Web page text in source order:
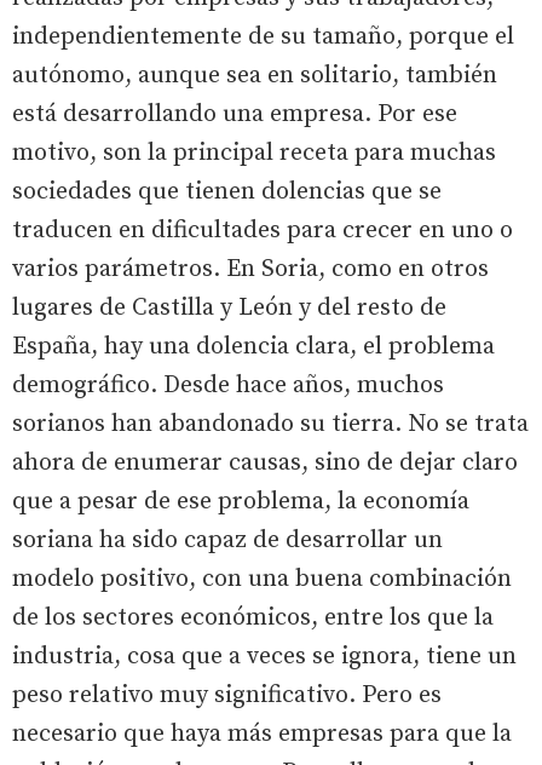
independientemente de su tamaño, porque el
autónomo, aunque sea en solitario, también
está desarrollando una empresa. Por ese
motivo, son la principal receta para muchas
sociedades que tienen dolencias que se
traducen en dificultades para crecer en uno o
varios parámetros. En Soria, como en otros
lugares de Castilla y León y del resto de
España, hay una dolencia clara, el problema
demográfico. Desde hace años, muchos
sorianos han abandonado su tierra. No se trata
ahora de enumerar causas, sino de dejar claro
que a pesar de ese problema, la economía
soriana ha sido capaz de desarrollar un
modelo positivo, con una buena combinación
de los sectores económicos, entre los que la
industria, cosa que a veces se ignora, tiene un
peso relativo muy significativo. Pero es
necesario que haya más empresas para que la